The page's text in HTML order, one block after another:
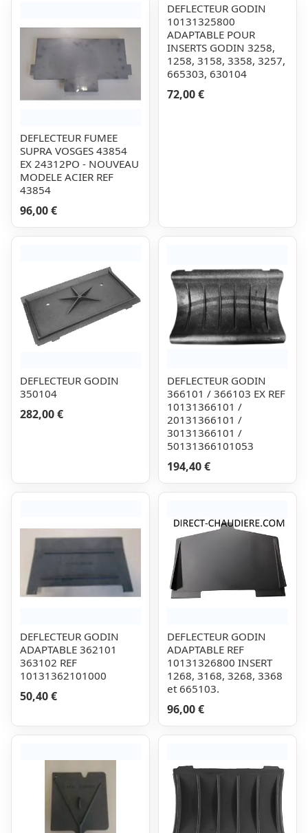
DEFLECTEUR FUMEE
SUPRA VOSGES 43854
EX 24312PO - NOUVEAU
MODELE ACIER REF
43854
96,00 €
DEFLECTEUR GODIN
10131325800
ADAPTABLE POUR
INSERTS GODIN 3258,
1258, 3158, 3358, 3257,
665303, 630104
72,00 €
DEFLECTEUR GODIN
350104
282,00 €
DEFLECTEUR GODIN
366101 / 366103 EX REF
10131366101 /
20131366101 /
30131366101 /
50131366101053
194,40 €
DEFLECTEUR GODIN
ADAPTABLE 362101
363102 REF
10131362101000
50,40 €
DEFLECTEUR GODIN
ADAPTABLE REF
10131326800 INSERT
1268, 3168, 3268, 3368
et 665103.
96,00 €